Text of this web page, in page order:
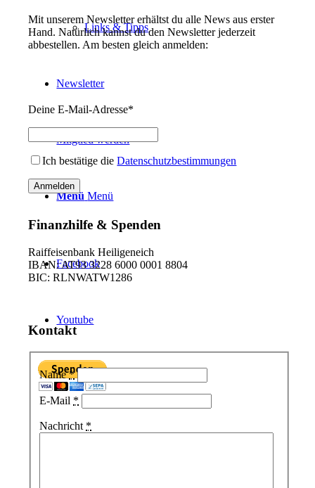
Links & Tipps
Newsletter
Mitglied werden
Menü Menü
Facebook
Youtube
Mit unserem Newsletter erhältst du alle News aus erster
Hand. Natürlich kannst du den Newsletter jederzeit
abbestellen. Am besten gleich anmelden:
Deine E-Mail-Adresse*
Ich bestätige dieDatenschutzbestimmungen
Finanzhilfe & Spenden
Raiffeisenbank Heiligeneich
IBAN: AT93 3228 6000 0001 8804
BIC: RLNWATW1286
Kontakt
Name*
E-Mail *
Nachricht *